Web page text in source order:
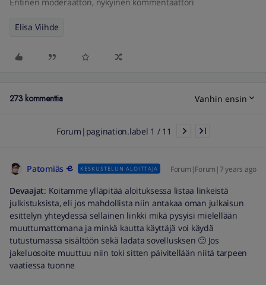
Elisa Viihde
273 kommenttia Vanhin ensin
Forum|pagination.label 1 / 11
Patomiäs KESKUSTELUN ALOITTAJA Forum|Forum|7 years ago
Devaajat: Koitamme ylläpitää aloituksessa listaa linkeistä
julkistuksista, eli jos mahdollista niin antakaa oman julkaisun
esittelyn yhteydessä sellainen linkki mikä pysyisi mielellään
muuttumattomana ja minkä kautta käyttäjä voi käydä
tutustumassa sisältöön sekä ladata sovellusksen 🙂 Jos
jakeluosoite muuttuu niin toki sitten päivitellään niitä tarpeen
vaatiessa tuonne